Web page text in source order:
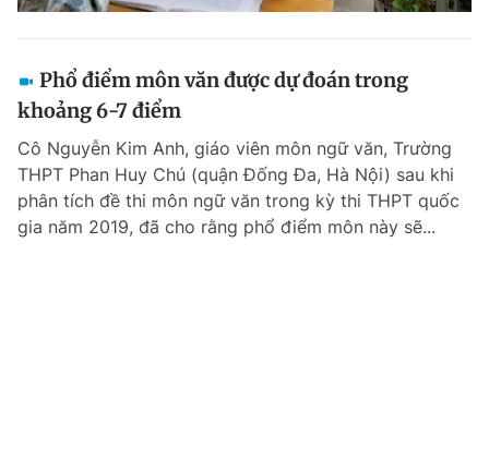
Phổ điểm môn văn được dự đoán trong
khoảng 6-7 điểm
Cô Nguyễn Kim Anh, giáo viên môn ngữ văn, Trường
THPT Phan Huy Chú (quận Đống Đa, Hà Nội) sau khi
phân tích đề thi môn ngữ văn trong kỳ thi THPT quốc
gia năm 2019, đã cho rằng phổ điểm môn này sẽ...